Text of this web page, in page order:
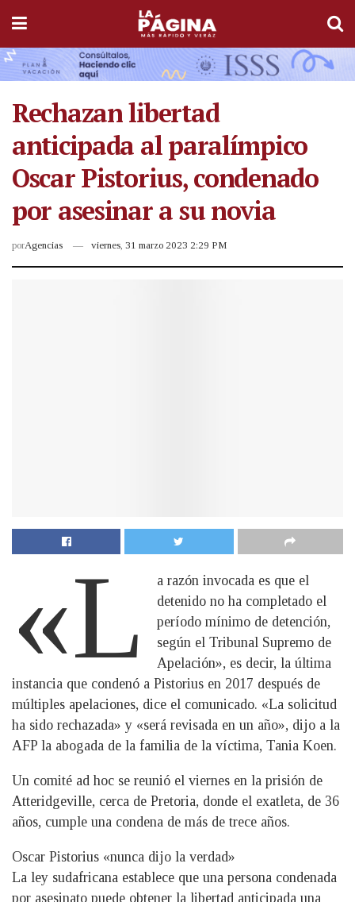
Rechazan libertad
anticipada al paralímpico
Oscar Pistorius, condenado
por asesinar a su novia
porAgencias viernes, 31 marzo 2023 2:29 PM
«L
a razón invocada es que el
detenido no ha completado el
período mínimo de detención,
según el Tribunal Supremo de
Apelación», es decir, la última
instancia que condenó a Pistorius en 2017 después de
múltiples apelaciones, dice el comunicado. «La solicitud
ha sido rechazada» y «será revisada en un año», dijo a la
AFP la abogada de la familia de la víctima, Tania Koen.
Un comité ad hoc se reunió el viernes en la prisión de
Atteridgeville, cerca de Pretoria, donde el exatleta, de 36
años, cumple una condena de más de trece años.
Oscar Pistorius «nunca dijo la verdad»
La ley sudafricana establece que una persona condenada
por asesinato puede obtener la libertad anticipada una